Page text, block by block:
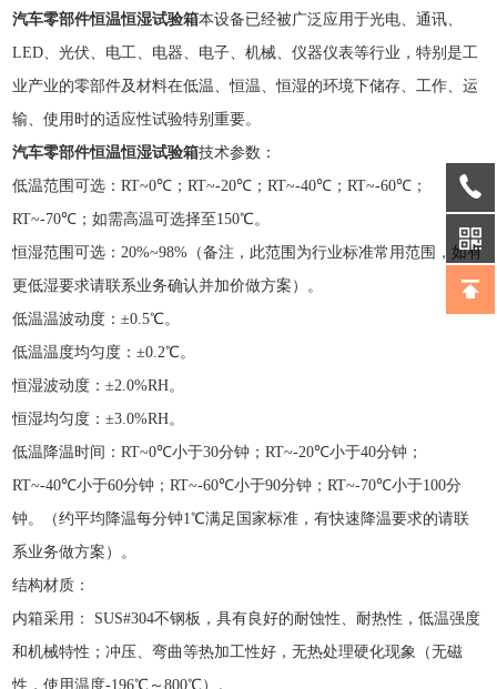
汽车零部件恒温恒湿试验箱本设备已经被广泛应用于光电、通讯、
LED、光伏、电工、电器、电子、机械、仪器仪表等行业，特别是工
业产业的零部件及材料在低温、恒温、恒湿的环境下储存、工作、运
输、使用时的适应性试验特别重要。
汽车零部件恒温恒湿试验箱技术参数：
低温范围可选：RT~0℃；RT~-20℃；RT~-40℃；RT~-60℃；
RT~-70℃；如需高温可选择至150℃。
恒湿范围可选：20%~98%（备注，此范围为行业标准常用范围，如有
更低湿要求请联系业务确认并加价做方案）。
低温温波动度：±0.5℃。
低温温度均匀度：±0.2℃。
恒湿波动度：±2.0%RH。
恒湿均匀度：±3.0%RH。
低温降温时间：RT~0℃小于30分钟；RT~-20℃小于40分钟；
RT~-40℃小于60分钟；RT~-60℃小于90分钟；RT~-70℃小于100分
钟。（约平均降温每分钟1℃满足国家标准，有快速降温要求的请联
系业务做方案）。
结构材质：
内箱采用：
SUS#304不钢板，具有良好的耐蚀性、耐热性，低温强度
和机械特性；冲压、弯曲等热加工性好，无热处理硬化现象（无磁
性，使用温度-196℃～800℃）。